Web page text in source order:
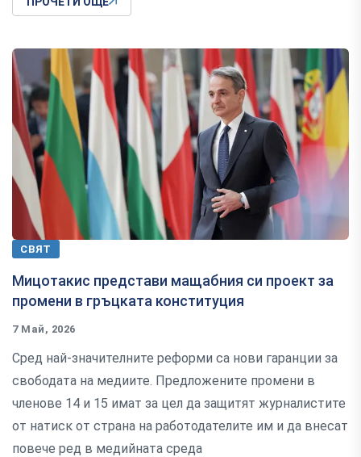
СВЯТ
Мицотакис представи мащабния си проект за
промени в гръцката конституция
7 Май, 2026
Сред най-значителните реформи са нови гаранции за
свободата на медиите. Предложените промени в
членове 14 и 15 имат за цел да защитят журналистите
от натиск от страна на работодателите им и да внесат
повече ред в медийната среда